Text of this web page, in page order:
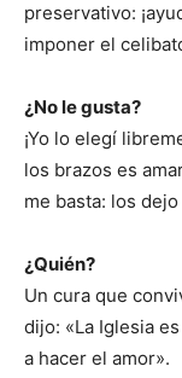
preservativo:
imponer el
¿No le gusta?
¡Yo lo elegí
los brazos es
me basta: los
¿Quién?
Un cura que
dijo: «La Iglesia
a hacer el amor».